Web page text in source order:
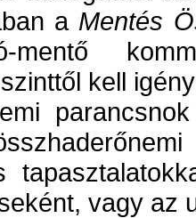
a Mentés
mentő
kell
vagy az